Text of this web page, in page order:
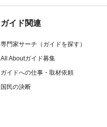
ガイド関連
専門家サーチ（ガイドを探す）
All Aboutガイド募集
ガイドへの仕事・取材依頼
国民の決断